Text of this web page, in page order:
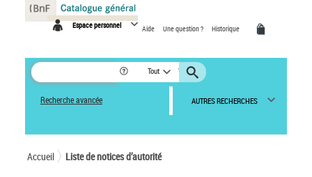
Espace personnel Aide Une question ? Historique
Tout
Recherche avancée AUTRES RECHERCHES
Accueil Liste de notices d’autorité